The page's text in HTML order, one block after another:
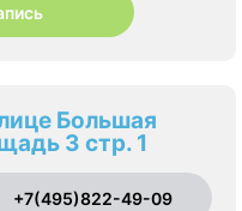
Большая
3 стр. 1
+7(495)822-49-09